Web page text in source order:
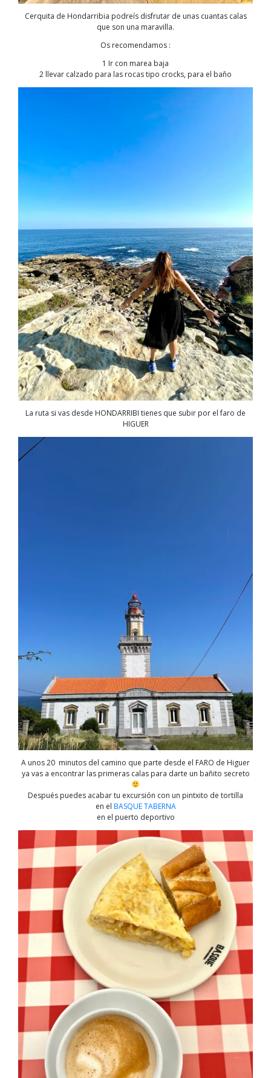
Cerquita de Hondarribia podreís disfrutar de unas cuantas calas
que son una maravilla.
Os recomendamos :
1 Ir con marea baja
2 llevar calzado para las rocas tipo crocks, para el baño
La ruta si vas desde HONDARRIBI tienes que subir por el faro de
HIGUER
A unos 20 minutos del camino que parte desde el FARO de Higuer
ya vas a encontrar las primeras calas para darte un bañito secreto
Después puedes acabar tu excursión con un pintxito de tortilla
en el BASQUE TABERNA
en el puerto deportivo